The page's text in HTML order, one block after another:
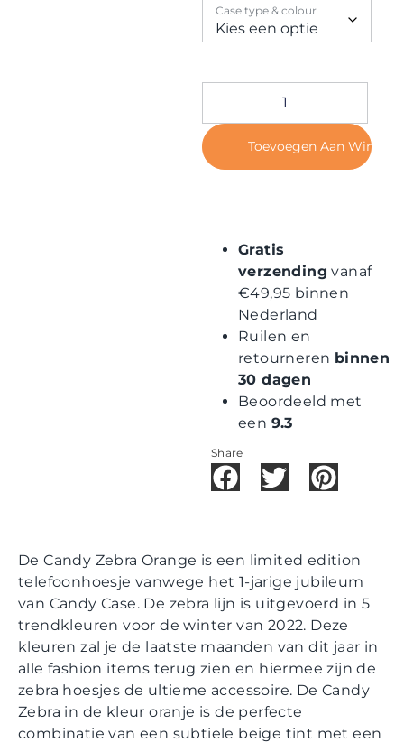
Case type & colour
Toevoegen Aan
Gratis
verzending vanaf
€49,95 binnen
Nederland
Ruilen en
retourneren binnen
30 dagen
Beoordeeld met
een 9.3
Share
De Candy Zebra Orange is een limited edition
telefoonhoesje vanwege het 1-jarige jubileum
van Candy Case. De zebra lijn is uitgevoerd in 5
trendkleuren voor de winter van 2022. Deze
kleuren zal je de laatste maanden van dit jaar in
alle fashion items terug zien en hiermee zijn de
zebra hoesjes de ultieme accessoire. De Candy
Zebra in de kleur oranje is de perfecte
combinatie van een subtiele beige tint met een